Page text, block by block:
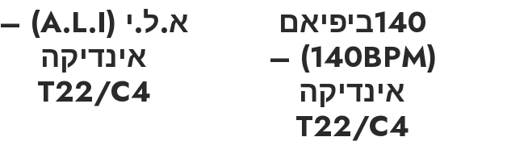
140ביפיאם
(140BPM) –
אינדיקה
T22/C4
א.ל.י (A.L.I) –
אינדיקה
T22/C4